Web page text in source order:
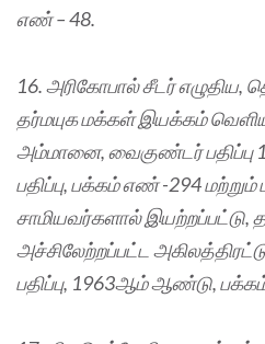
எண் – 48.
16. அரிகோபால் சீடர் எழுதிய,
தர்மயுக மக்கள் இயக்கம்
அம்மானை, வைகுண்டர் பதிப்பு
பதிப்பு, பக்கம் எண் -294 மற்றும்
சாமியவர்களால்
அச்சிலேற்றப்பட்ட
பதிப்பு, 1963ஆம் ஆண்டு,